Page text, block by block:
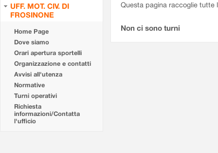
UFF. MOT. CIV. DI
FROSINONE
Home Page
Dove siamo
Orari apertura sportelli
Organizzazione e contatti
Avvisi all'utenza
Normative
Turni operativi
Richiesta
informazioni/Contatta
l'ufficio
Questa pagina raccoglie tutte
Non ci sono turni